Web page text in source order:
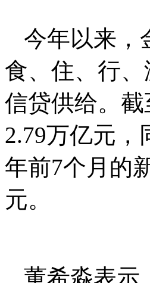
今年以来，
食、住、行
信贷供给。
2.79万亿元，
年前7个月的
元。
董希淼表示